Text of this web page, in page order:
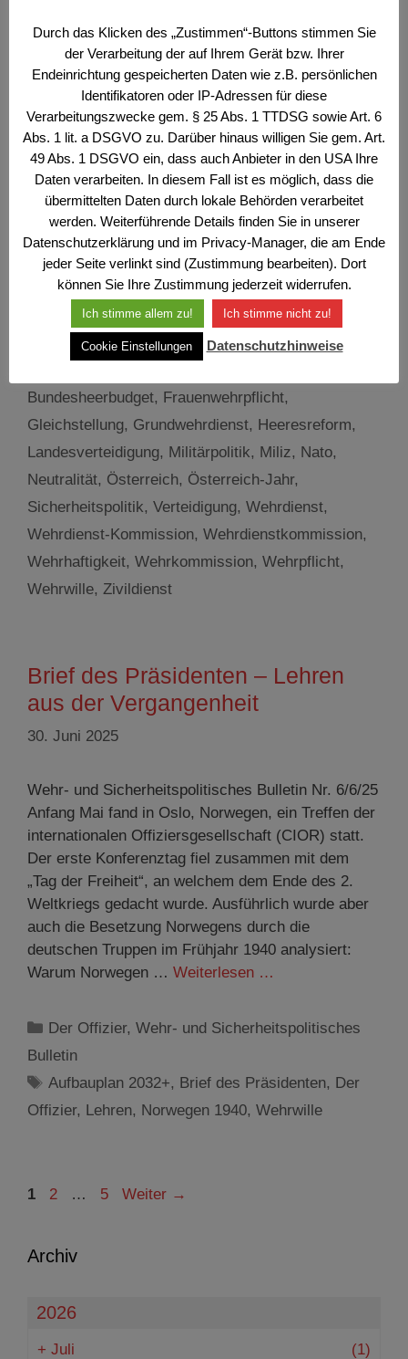
Wehr- und Sicherheitspolitisches Bulletin Nr. 9/9/25
Vor 15 Jahren, im Herbst 2010, begann aus
wahltaktischen Gründen – eine Wien-Wahl stand
bevor – die Diskussion über die Abschaffung der
Wehrpflicht. Einerseits überraschend, andererseits
Fortsetzung einer Politik, die schon in der
Regierung Schüssel I (ÖVP-FPÖ, 2000–2003)
eingeleitet wurde. In der 2001 unter Minister
Herbert Scheibner (FPÖ) beschlossenen …
Weiterlesen …
Kategorien
Der Offizier,Wehr- und Sicherheitspolitisches
Bundesheerbudget, Frauenwehrpflicht,
Gleichstellung, Grundwehrdienst, Heeresreform,
Landesverteidigung, Militärpolitik, Miliz, Nato,
Neutralität, Österreich, Österreich-Jahr,
Sicherheitspolitik, Verteidigung, Wehrdienst,
Wehrdienst-Kommission, Wehrdienstkommission,
Wehrhaftigkeit, Wehrkommission, Wehrpflicht,
Wehrwille, Zivildienst
Brief des Präsidenten – Lehren
aus der Vergangenheit
30. Juni 2025
Wehr- und Sicherheitspolitisches Bulletin Nr. 6/6/25
Anfang Mai fand in Oslo, Norwegen, ein Treffen der
internationalen Offiziersgesellschaft (CIOR) statt.
Der erste Konferenztag fiel zusammen mit dem
„Tag der Freiheit“, an welchem dem Ende des 2.
Weltkriegs gedacht wurde. Ausführlich wurde aber
auch die Besetzung Norwegens durch die
deutschen Truppen im Frühjahr 1940 analysiert:
Warum Norwegen … Weiterlesen …
Kategorien
Der Offizier,Wehr- und Sicherheitspolitisches
Bulletin
Schlagwörter
Aufbauplan 2032+, Brief des Präsidenten, Der
Offizier, Lehren, Norwegen 1940, Wehrwille
Seite
1 Seite
2 … Seite
5 Weiter →
Archiv
2026
+ Juli
(1)
Durch das Klicken des „Zustimmen“-Buttons stimmen Sie
der Verarbeitung der auf Ihrem Gerät bzw. Ihrer
Endeinrichtung gespeicherten Daten wie z.B. persönlichen
Identifikatoren oder IP-Adressen für diese
Verarbeitungszwecke gem. § 25 Abs. 1 TTDSG sowie Art. 6
Abs. 1 lit. a DSGVO zu. Darüber hinaus willigen Sie gem. Art.
49 Abs. 1 DSGVO ein, dass auch Anbieter in den USA Ihre
Daten verarbeiten. In diesem Fall ist es möglich, dass die
übermittelten Daten durch lokale Behörden verarbeitet
werden. Weiterführende Details finden Sie in unserer
Datenschutzerklärung und im Privacy-Manager, die am Ende
jeder Seite verlinkt sind (Zustimmung bearbeiten). Dort
können Sie Ihre Zustimmung jederzeit widerrufen.
Ich stimme allem zu! Ich stimme nicht zu!
Cookie Einstellungen Datenschutzhinweise